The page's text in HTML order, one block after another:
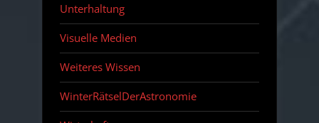
Unterhaltung
Visuelle Medien
Weiteres Wissen
WinterRätselDerAstronomie